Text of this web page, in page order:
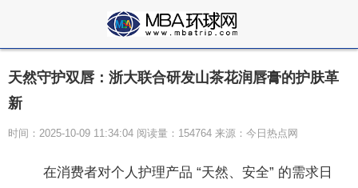
天然守护双唇：浙大联合研发山茶花润唇膏的护肤革
新
时间：2025-10-09 11:34:04 阅读量：154764 来源：今日热点网
在消费者对个人护理产品 “天然、安全” 的需求日